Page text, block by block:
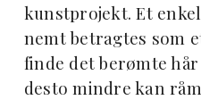
kunstprojekt. Et
nemt betragtes som
finde det berømte
desto mindre kan